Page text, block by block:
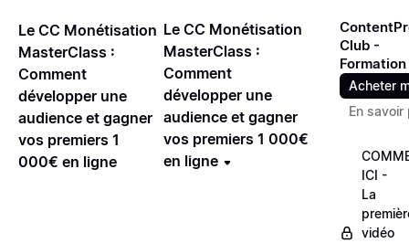
Le CC Monétisation
MasterClass :
Comment
développer une
audience et gagner
vos premiers 1
000€ en ligne
Le CC Monétisation
MasterClass :
Comment
développer une
audience et gagner
vos premiers 1 000€
en ligne
Club -
Formation
Acheter
En savoir
ICI -
La
vidéo